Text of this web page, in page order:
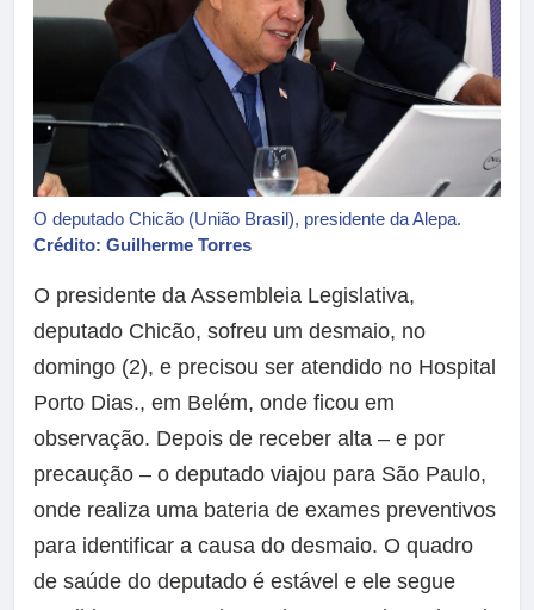
O deputado Chicão (União Brasil), presidente da Alepa.
Crédito: Guilherme Torres
O presidente da Assembleia Legislativa,
deputado Chicão, sofreu um desmaio, no
domingo (2), e precisou ser atendido no Hospital
Porto Dias., em Belém, onde ficou em
observação. Depois de receber alta – e por
precaução – o deputado viajou para São Paulo,
onde realiza uma bateria de exames preventivos
para identificar a causa do desmaio. O quadro
de saúde do deputado é estável e ele segue